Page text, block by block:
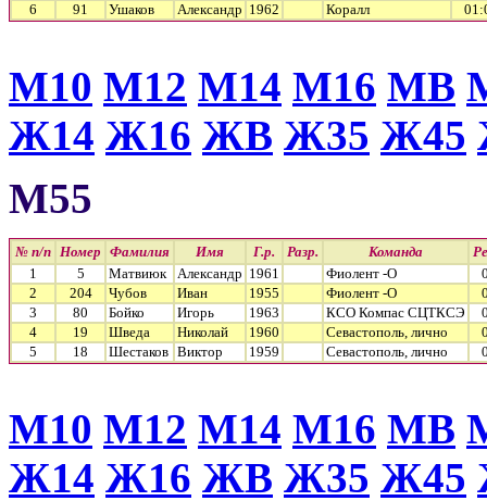
6
91 Ушаков Александр 1962 Коралл
М10 М12 М14 М16 МВ
Ж14 Ж16 ЖВ Ж35 Ж45
М55
№ п/п Номер Фамилия Имя Г.р. Разр. Команда
1
5 Матвиюк Александр 1961 Фиолент -О
2
204 Чубов Иван 1955 Фиолент -О
3
80 Бойко Игорь 1963 КСО Компас СЦТКСЭ
4
19 Шведа Николай 1960 Севастополь, лично
5
18 Шестаков Виктор 1959 Севастополь, лично
М10 М12 М14 М16 МВ
Ж14 Ж16 ЖВ Ж35 Ж45